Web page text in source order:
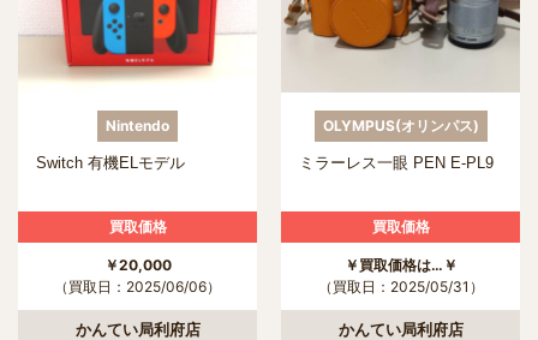
Nintendo
Switch 有機ELモデル
買取価格
￥20,000
（買取日：2025/06/06）
かんてい局利府店
OLYMPUS(オリンパス)
ミラーレス一眼 PEN E-PL9
買取価格
￥買取価格は…￥
（買取日：2025/05/31）
かんてい局利府店